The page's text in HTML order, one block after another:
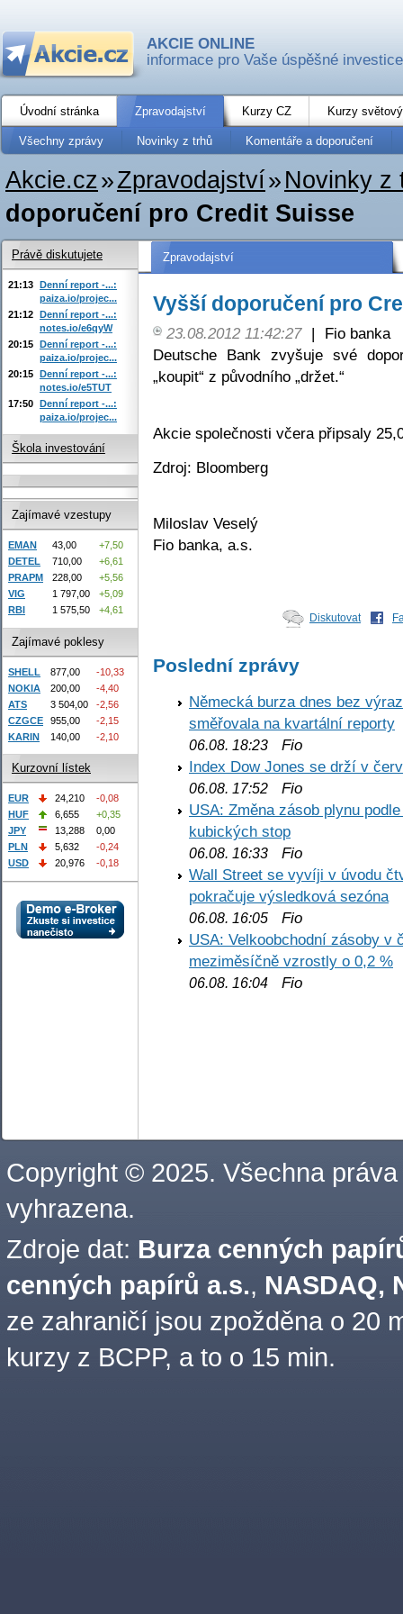
AKCIE ONLINE
informace pro Vaše úspěšné investice
Úvodní stránka Zpravodajství Kurzy CZ Kurzy
Všechny zprávy Novinky z trhů Komentáře a doporučení
Akcie.cz»Zpravodajství» Novinky z
doporučení pro Credit Suisse
Zpravodajství
Vyšší doporučení pro
23.08.2012 11:42:27 |
Fio banka
Deutsche Bank zvyšuje své
„koupit“ z původního „držet.“
Akcie společnosti včera připsaly
Zdroj: Bloomberg
Miloslav Veselý
Fio banka, a.s.
Diskutovat
Poslední zprávy
Německá burza dnes bez
směřovala na kvartální reporty
06.08. 18:23 Fio
Index Dow Jones se drží v
06.08. 17:52 Fio
USA: Změna zásob plynu
kubických stop
06.08. 16:33 Fio
Wall Street se vyvíji v úvodu
pokračuje výsledková sezóna
06.08. 16:05 Fio
USA: Velkoobchodní zásoby v
meziměsíčně vzrostly o 0,2 %
06.08. 16:04 Fio
Právě diskutujete
21:13 Denní report -...:
paiza.io/projec...
21:12 Denní report -...:
notes.io/e6qyW
20:15 Denní report -...:
paiza.io/projec...
20:15 Denní report -...:
notes.io/e5TUT
17:50 Denní report -...:
paiza.io/projec...
Škola investování
Zajímavé vzestupy
EMAN 43,00
+7,50
DETEL
710,00
+6,61
PRAPM
228,00
+5,56
VIG
1 797,00
+5,09
RBI
1 575,50 +4,61
Zajímavé poklesy
SHELL 877,00
-10,33
NOKIA
200,00
-4,40
ATS
3 504,00
-2,56
CZGCE
955,00
-2,15
KARIN
140,00 -2,10
Kurzovní lístek
EUR 24,210
-0,08
HUF
6,655
+0,35
JPY
13,288
0,00
PLN
5,632
-0,24
USD
20,976 -0,18
Copyright © 2025. Všechna práva
vyhrazena.
Zdroje dat: Burza cenných
cenných papírů a.s., NASDAQ,
ze zahraničí jsou zpožděna o 20
kurzy z BCPP, a to o 15 min.